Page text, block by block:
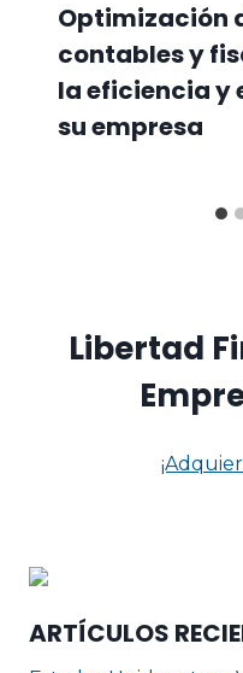
Optimización
contables y
la eficiencia y
su empresa
Libertad
ARTÍCULOS